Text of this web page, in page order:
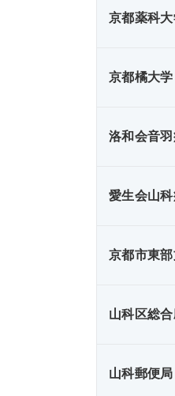
京都薬科
京都橘大学
洛和会音
愛生会山
京都市東
山科区総
山科郵便局